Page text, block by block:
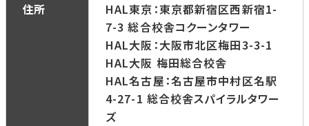
住所
HAL東京：東京都新宿区西新宿1-
7-3 総合校舎コクーンタワー
HAL大阪：大阪市北区梅田3-3-1
HAL大阪 梅田総合校舎
HAL名古屋：名古屋市中村区名駅
4-27-1 総合校舎スパイラルタワー
ズ